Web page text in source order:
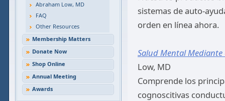
Abraham Low, MD
FAQ
Other Resources
Membership Matters
Donate Now
Shop Online
Annual Meeting
Awards
sistemas de auto-
orden en línea ahora.
Salud Mental
Low, MD
Comprende los
cognoscitivas